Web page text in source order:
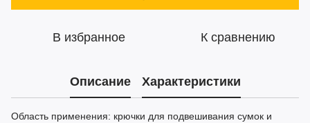
В избранное К сравнению
Описание Характеристики
Область применения: крючки для подвешивания сумок и